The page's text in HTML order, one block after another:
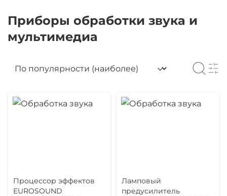
Приборы обработки звука и
мультимедиа
Процессор эффектов
EUROSOUND
Ламповый
предусилитель